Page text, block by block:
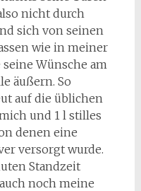
nicht durch
sich von seinen
wie in meiner
Wünsche am
äußern. So
auf die üblichen
und 1 l stilles
denen eine
versorgt wurde.
Standzeit
noch meine